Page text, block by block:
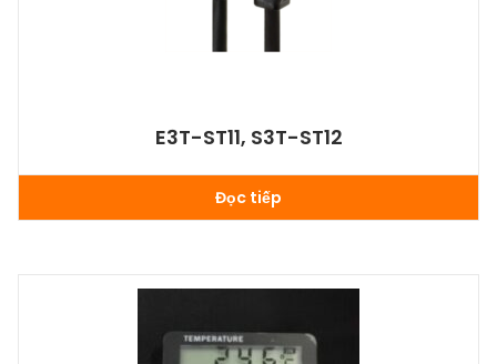
E3T-ST11, S3T-ST12
Đọc tiếp